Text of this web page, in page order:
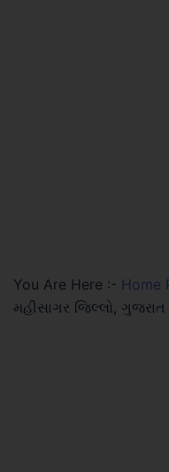
You Are Here :- Home
મહીસાગર જિલ્લો,